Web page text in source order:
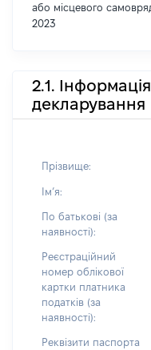
або місцевого
2023
2.1.
декларування
Прізвище:
Імʼя:
По батькові (за
наявності):
Реєстраційний
номер облікової
картки платника
податків (за
наявності):
Реквізити паспорта